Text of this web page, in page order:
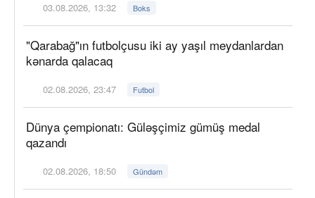
03.08.2026, 13:32 Boks
"Qarabağ"ın futbolçusu iki ay yaşıl meydanlardan
kənarda qalacaq
02.08.2026, 23:47 Futbol
Dünya çempionatı: Güləşçimiz gümüş medal
qazandı
02.08.2026, 18:50 Gündəm